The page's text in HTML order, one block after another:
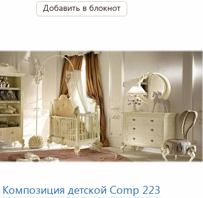
Добавить в блокнот
Композиция детской Comp 223